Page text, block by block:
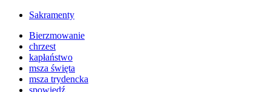
Sakramenty
Bierzmowanie
chrzest
kapłaństwo
msza święta
msza trydencka
spowiedź